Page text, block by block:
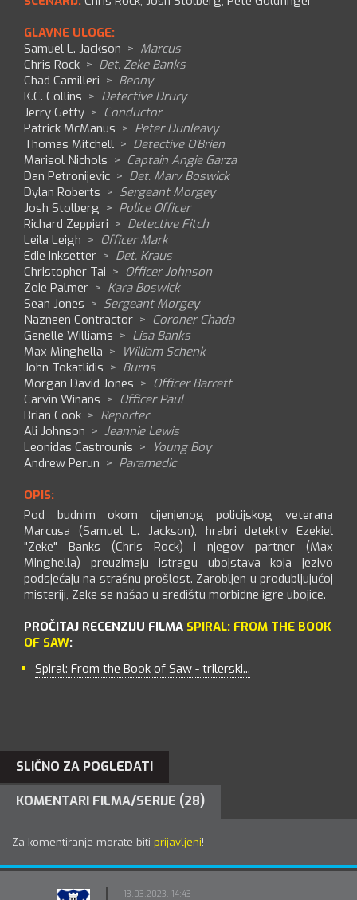
GLAVNE ULOGE:
Samuel L. Jackson > Marcus
Chris Rock > Det. Zeke Banks
Chad Camilleri > Benny
K.C. Collins > Detective Drury
Jerry Getty > Conductor
Patrick McManus > Peter Dunleavy
Thomas Mitchell > Detective O'Brien
Marisol Nichols > Captain Angie Garza
Dan Petronijevic > Det. Marv Boswick
Dylan Roberts > Sergeant Morgey
Josh Stolberg > Police Officer
Richard Zeppieri > Detective Fitch
Leila Leigh > Officer Mark
Edie Inksetter > Det. Kraus
Christopher Tai > Officer Johnson
Zoie Palmer > Kara Boswick
Sean Jones > Sergeant Morgey
Nazneen Contractor > Coroner Chada
Genelle Williams > Lisa Banks
Max Minghella > William Schenk
John Tokatlidis > Burns
Morgan David Jones > Officer Barrett
Carvin Winans > Officer Paul
Brian Cook > Reporter
Ali Johnson > Jeannie Lewis
Leonidas Castrounis > Young Boy
Andrew Perun > Paramedic
OPIS:
Pod budnim okom cijenjenog policijskog veterana
Marcusa (Samuel L. Jackson), hrabri detektiv Ezekiel
"Zeke" Banks (Chris Rock) i njegov partner (Max
Minghella) preuzimaju istragu ubojstava koja jezivo
podsjećaju na strašnu prošlost. Zarobljen u produbljujućoj
misteriji, Zeke se našao u središtu morbidne igre ubojice.
PROČITAJ RECENZIJU FILMA SPIRAL: FROM THE BOOK
OF SAW:
Spiral: From the Book of Saw - trilerski...
SLIČNO ZA POGLEDATI
KOMENTARI FILMA/SERIJE (28)
Za komentiranje morate biti prijavljeni!
13.03.2023. 14:43